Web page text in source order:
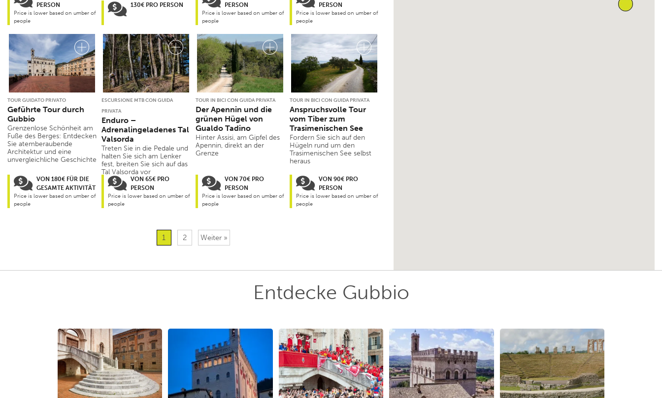
PERSON
Price is lower based on umber of
people
130€ PRO PERSON
PERSON
Price is lower based on umber of
people
PERSON
Price is lower based on umber of
people
TOUR GUIDATO PRIVATO
Geführte Tour durch
Gubbio
Grenzenlose Schönheit am
Fuße des Berges: Entdecken
Sie atemberaubende
Architektur und eine
unvergleichliche Geschichte
VON 180€ FÜR DIE
GESAMTE AKTIVITÄT
Price is lower based on umber of
people
ESCURSIONE MTB CON GUIDA
PRIVATA
Enduro –
Adrenalingeladenes Tal
Valsorda
Treten Sie in die Pedale und
halten Sie sich am Lenker
fest, breiten Sie sich auf das
Tal Valsorda vor
VON 65€ PRO
PERSON
Price is lower based on umber of
people
TOUR IN BICI CON GUIDA PRIVATA
Der Apennin und die
grünen Hügel von
Gualdo Tadino
Hinter Assisi, am Gipfel des
Apennin, direkt an der
Grenze
VON 70€ PRO
PERSON
Price is lower based on umber of
people
TOUR IN BICI CON GUIDA PRIVATA
Anspruchsvolle Tour
vom Tiber zum
Trasimenischen See
Fordern Sie sich auf den
Hügeln rund um den
Trasimenischen See selbst
heraus
VON 90€ PRO
PERSON
Price is lower based on umber of
people
1 2 Weiter »
Entdecke Gubbio